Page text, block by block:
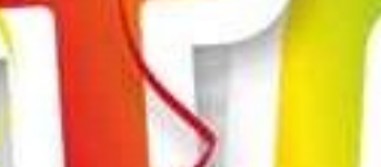
L'ÉCOLE
COMMUNAUTAIRE
PISCINE
COMMUNAUTAIRE
ASSOCIATIONS
RANDONNÉES
LE
CAMPING-
CARS
TENTES
ET
CARAVANES